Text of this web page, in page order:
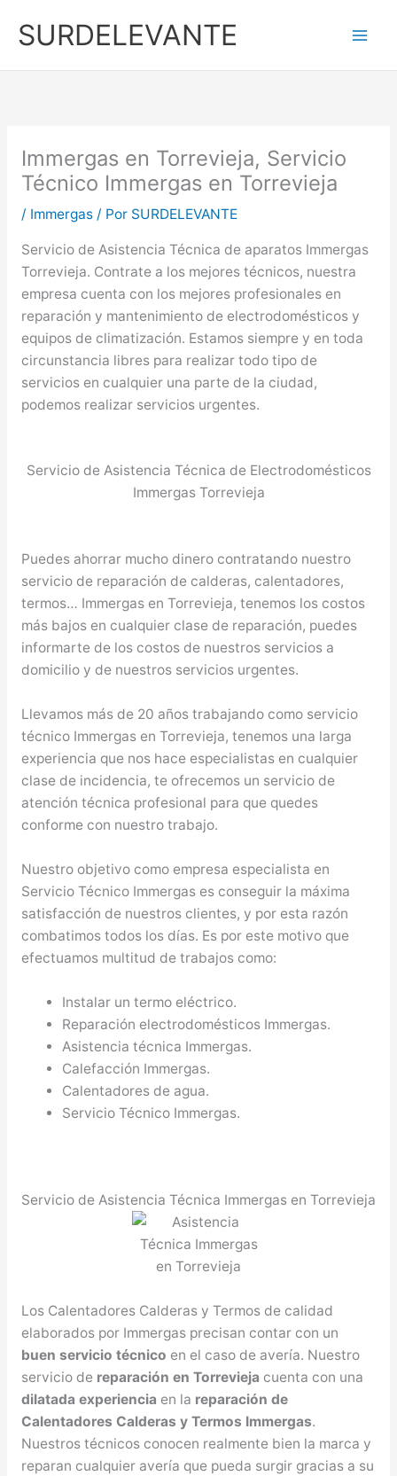
SURDELEVANTE
Immergas en Torrevieja, Servicio
Técnico Immergas en Torrevieja
/ Immergas/ Por SURDELEVANTE
Servicio de Asistencia Técnica de aparatos Immergas
Torrevieja. Contrate a los mejores técnicos, nuestra
empresa cuenta con los mejores profesionales en
reparación y mantenimiento de electrodomésticos y
equipos de climatización. Estamos siempre y en toda
circunstancia libres para realizar todo tipo de
servicios en cualquier una parte de la ciudad,
podemos realizar servicios urgentes.
Servicio de Asistencia Técnica de Electrodomésticos
Immergas Torrevieja
Puedes ahorrar mucho dinero contratando nuestro
servicio de reparación de calderas, calentadores,
termos… Immergas en Torrevieja, tenemos los costos
más bajos en cualquier clase de reparación, puedes
informarte de los costos de nuestros servicios a
domicilio y de nuestros servicios urgentes.
Llevamos más de 20 años trabajando como servicio
técnico Immergas en Torrevieja, tenemos una larga
experiencia que nos hace especialistas en cualquier
clase de incidencia, te ofrecemos un servicio de
atención técnica profesional para que quedes
conforme con nuestro trabajo.
Nuestro objetivo como empresa especialista en
Servicio Técnico Immergas es conseguir la máxima
satisfacción de nuestros clientes, y por esta razón
combatimos todos los días. Es por este motivo que
efectuamos multitud de trabajos como:
Instalar un termo eléctrico.
Reparación electrodomésticos Immergas.
Asistencia técnica Immergas.
Calefacción Immergas.
Calentadores de agua.
Servicio Técnico Immergas.
Servicio de Asistencia Técnica Immergas en Torrevieja
Los Calentadores Calderas y Termos de calidad
elaborados por Immergas precisan contar con un
buen servicio técnico en el caso de avería. Nuestro
servicio de reparación en Torrevieja cuenta con una
dilatada experiencia en la reparación de
Calentadores Calderas y Termos Immergas.
Nuestros técnicos conocen realmente bien la marca y
reparan cualquier avería que pueda surgir gracias a su